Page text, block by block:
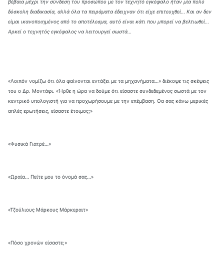
βέβαια μέχρι την σύνδεση του προσώπου με τον τεχνητό εγκέφαλο ήταν μία πολύ
δύσκολη διαδικασία, αλλά όλα τα πειράματα έδειχναν ότι είχε επιτευχθεί… Και αν δεν
είμαι ικανοποιημένος από το αποτέλεσμα, αυτό είναι κάτι που μπορεί να βελτιωθεί…
Αρκεί ο τεχνητός εγκέφαλος να λειτουργεί σωστά…
«Λοιπόν νομίζω ότι όλα φαίνονται εντάξει με τα μηχανήματα…» διέκοψε τις σκέψεις
του ο Δρ. Μοντάφι. «Ήρθε η ώρα να δούμε ότι είσαστε συνδεδεμένος σωστά με τον
κεντρικό υπολογιστή για να προχωρήσουμε με την επέμβαση. Θα σας κάνω μερικές
απλές ερωτήσεις, είσαστε έτοιμος;»
«Φυσικά Γιατρέ…»
«Ωραία… Πείτε μου το όνομά σας…»
«Τζούλιους Μάρκους Μάρκεραιτ»
«Πόσο χρονών είσαστε;»